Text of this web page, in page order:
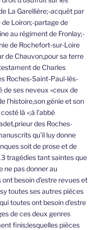
La Garellière;-acquêt par
Loiron;-partage de
au régiment de Fronlay;-
de Rochefort-sur-Loire
de Chauvon,pour sa terre
de Charles
Roches-Saint-Paul-lès-
de ses neveux »ceux de
l’histoire,son génie et son
là »;à l’abbé
des Roches-
qu’il luy donne
soit de prose et de
tragédies tant saintes que
ne pas donner au
ont besoin d’estre revues et
toutes ses autres pièces
toutes ont besoin d’estre
de ces deux genres
finis;lesquelles pièces